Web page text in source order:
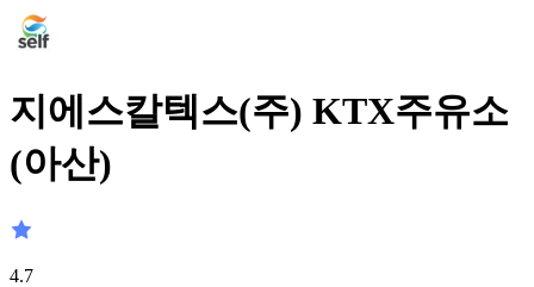
지에스칼텍스(주) KTX주유소
(아산)
4.7